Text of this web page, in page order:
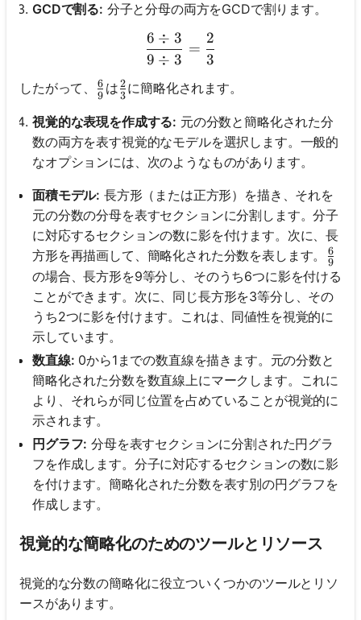
GCDで割る: 分子と分母の両方をGCDで割ります。
\frac{6 \div 3}{9 \div 3}
9 ÷ 3
6 ÷ 3
=
3
2
したがって、 \frac{6}{9}
9
6 は\frac{2}{3}
3
2 に簡略化されます。
視覚的な表現を作成する: 元の分数と簡略化された分
数の両方を表す視覚的なモデルを選択します。一般的
なオプションには、次のようなものがあります。
面積モデル: 長方形（または正方形）を描き、それを
元の分数の分母を表すセクションに分割します。分子
に対応するセクションの数に影を付けます。次に、長
方形を再描画して、簡略化された分数を表します。
9
6
の場合、長方形を9等分し、そのうち6つに影を付ける
ことができます。次に、同じ長方形を3等分し、その
うち2つに影を付けます。これは、同値性を視覚的に
示しています。
数直線: 0から1までの数直線を描きます。元の分数と
簡略化された分数を数直線上にマークします。これに
より、それらが同じ位置を占めていることが視覚的に
示されます。
円グラフ: 分母を表すセクションに分割された円グラ
フを作成します。分子に対応するセクションの数に影
を付けます。簡略化された分数を表す別の円グラフを
作成します。
視覚的な簡略化のためのツールとリソース
視覚的な分数の簡略化に役立ついくつかのツールとリソ
ースがあります。